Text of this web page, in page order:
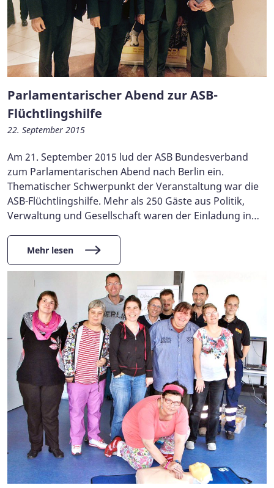
Parlamentarischer Abend zur ASB-
Flüchtlingshilfe
22. September 2015
Am 21. September 2015 lud der ASB Bundesverband
zum Parlamentarischen Abend nach Berlin ein.
Thematischer Schwerpunkt der Veranstaltung war die
ASB-Flüchtlingshilfe. Mehr als 250 Gäste aus Politik,
Verwaltung und Gesellschaft waren der Einladung in…
Mehr lesen